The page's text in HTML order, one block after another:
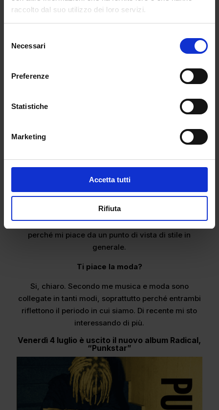
raccolto dal suo utilizzo dei loro servizi.
delNecessari
Preferenze
Statistiche
Marketing
Accetta tutti
Rifiuta
in quell’ambiente: se vai ad un suo concerto lui non
Hai dei riferimenti in campo musicale? Preferisci
Del passato mi ha ispirato molto il cantante deiDead
costola… a me piace perché ha iniziato facendo
quanto da solo, senza l’appoggio di nessuna
etichetta; è riuscito a cambiare le cose intorno a lui
come sindaco di San Francisco, solo per meme, e
questa cosa ha fatto parlare tutti quanti e ha fatto
anche riflettere: lui provocava. Come mood ci sta
Parlando di cose più recenti, pensoPlayboi Carti
perché mi piace da un punto di vista di stile in
generale.
Ti piace la moda?
Si, chiaro. Secondo me musica e moda sono
collegate in tanti modi, soprattutto perché entrambi
riflettono il periodo in cui siamo. Di recente mi sto
interessando di più.
Venerdì 4 luglio è uscito il nuovo album Radical,
“Punkstar”